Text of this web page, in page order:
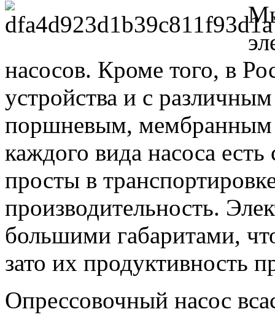
насосов. Кроме того, в
устройства и с
поршневым, мембранным
каждого вида насоса
просты в
производительность.
большими габаритами,
зато их продуктивность
Опрессовочный насос